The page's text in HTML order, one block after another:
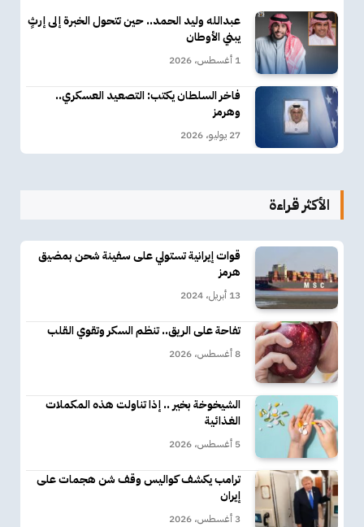
عبدالله وليد الحمد.. حين تتحول الخبرة إلى إرثٍ
يبني الأوطان
1 أغسطس، 2026
فاخر السلطان يكتب: التصعيد العسكري..
وهرمز
27 يوليو، 2026
الأكثر قراءة
قوات إيرانية تستولي على سفينة شحن بمضيق
هرمز
13 أبريل، 2024
تفاحة على الريق.. تنظم السكر وتقوي القلب
8 أغسطس، 2026
الشيخوخة بخير .. إذا تناولت هذه المكملات
الغذائية
5 أغسطس، 2026
ترامب يكشف كواليس وقف شن هجمات على
إيران
3 أغسطس، 2026